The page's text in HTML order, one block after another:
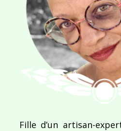
Fille d’un artisan-